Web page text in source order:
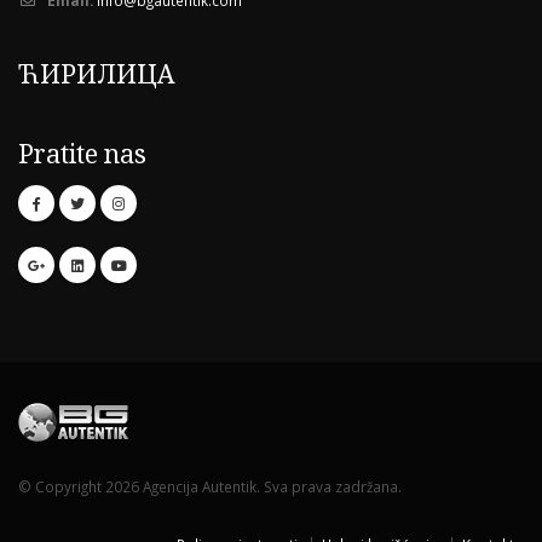
ЋИРИЛИЦА
Pratite nas
© Copyright 2026 Agencija Autentik. Sva prava zadržana.